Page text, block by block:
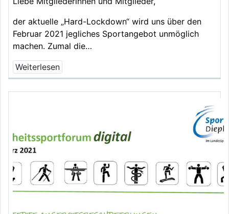
der aktuelle „Hard-Lockdown“ wird uns über den
Februar 2021 jegliches Sportangebot unmöglich
machen. Zumal die…
Weiterlesen